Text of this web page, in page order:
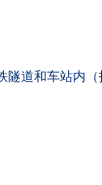
道和车站内